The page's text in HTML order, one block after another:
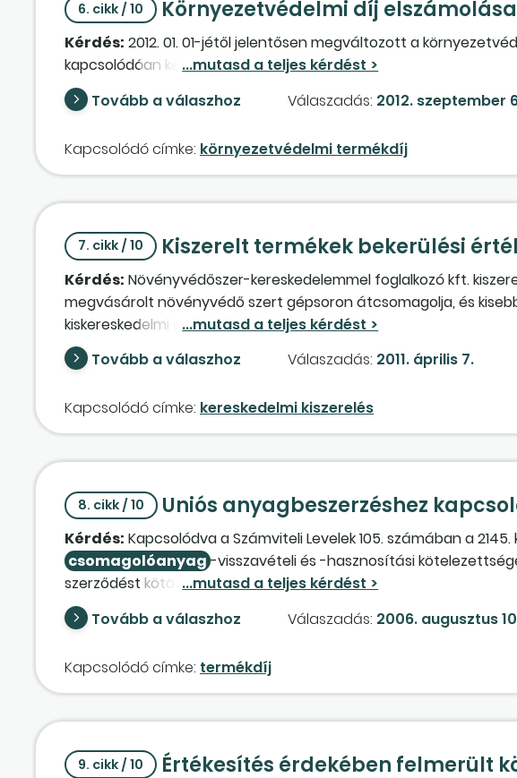
6. cikk / 10 Környezetvédelmi díj elszámolása
Kérdés: 2012. 01. 01-jétől jelentősen megváltozott a
kapcsolódóan kérném a termékdíj könyvelését (kontírozással) és
Tovább a válaszhoz
Válaszadás: 2012. szeptember
Kapcsolódó címke: környezetvédelmi termékdíj
7. cikk / 10 Kiszerelt termékek bekerülési
Kérdés: Növényvédőszer-kereskedelemmel foglalkozó kft.
megvásárolt növényvédő szert gépsoron átcsomagolja, és
kiskereskedelmi egységeiben. A csomagoláshoz kupakot,
árubeszerzésnek vagy anyagköltségnek minősül? A felhasznált
terméket saját termelésű készletként kell nyilvántartani és
Tovább a válaszhoz Válaszadás: 2011. április 7.
Kapcsolódó címke: kereskedelmi kiszerelés
8. cikk / 10 Uniós anyagbeszerzéshez
Kérdés: Kapcsolódva a Számviteli Levelek 105. számában a
csomagolóanyag -visszavételi és -hasznosítási
szerződést kötött, a megállapodás alapján részükre fizetett
növelt összeg után kell-e a fizetendő áfát bevallani és
Tovább a válaszhoz Válaszadás: 2006. augusztus
Kapcsolódó címke: termékdíj
9. cikk / 10 Értékesítés érdekében felmerült